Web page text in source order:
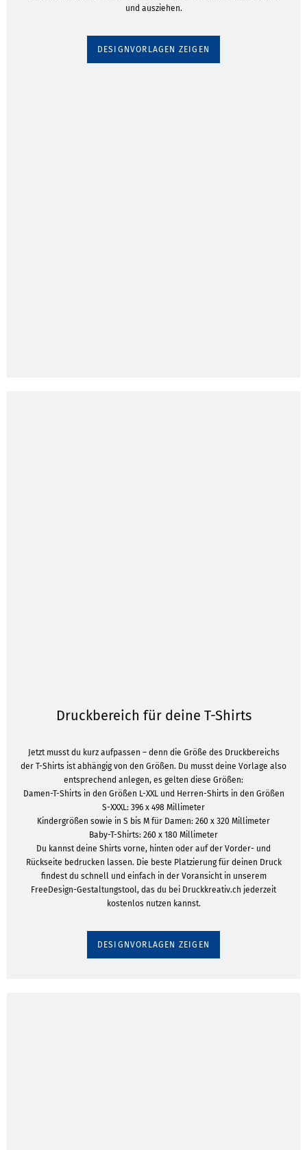
und ausziehen.
DESIGNVORLAGEN ZEIGEN
Druckbereich für deine T-Shirts
Jetzt musst du kurz aufpassen – denn die Größe des Druckbereichs
der T-Shirts ist abhängig von den Größen. Du musst deine Vorlage also
entsprechend anlegen, es gelten diese Größen:
Damen-T-Shirts in den Größen L-XXL und Herren-Shirts in den Größen
S-XXXL: 396 x 498 Millimeter
Kindergrößen sowie in S bis M für Damen: 260 x 320 Millimeter
Baby-T-Shirts: 260 x 180 Millimeter
Du kannst deine Shirts vorne, hinten oder auf der Vorder- und
Rückseite bedrucken lassen. Die beste Platzierung für deinen Druck
findest du schnell und einfach in der Voransicht in unserem
FreeDesign-Gestaltungstool, das du bei Druckkreativ.ch jederzeit
kostenlos nutzen kannst.
DESIGNVORLAGEN ZEIGEN